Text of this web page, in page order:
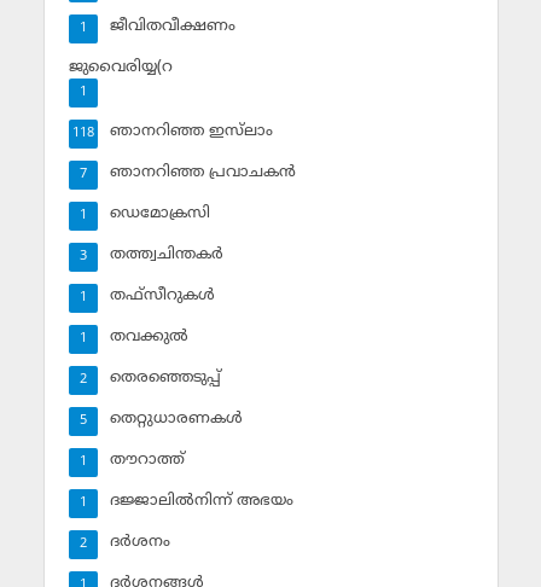
ജീവിതവീക്ഷണം
1
ജുവൈരിയ്യ(റ
1
ഞാനറിഞ്ഞ ഇസ്‌ലാം
118
ഞാനറിഞ്ഞ പ്രവാചകന്‍
7
ഡെമോക്രസി
1
തത്ത്വചിന്തകര്‍
3
തഫ്‌സീറുകള്‍
1
തവക്കുല്‍
1
തെരഞ്ഞെടുപ്പ്
2
തെറ്റുധാരണകള്‍
5
തൗറാത്ത്
1
ദജ്ജാലില്‍നിന്ന് അഭയം
1
ദര്‍ശനം
2